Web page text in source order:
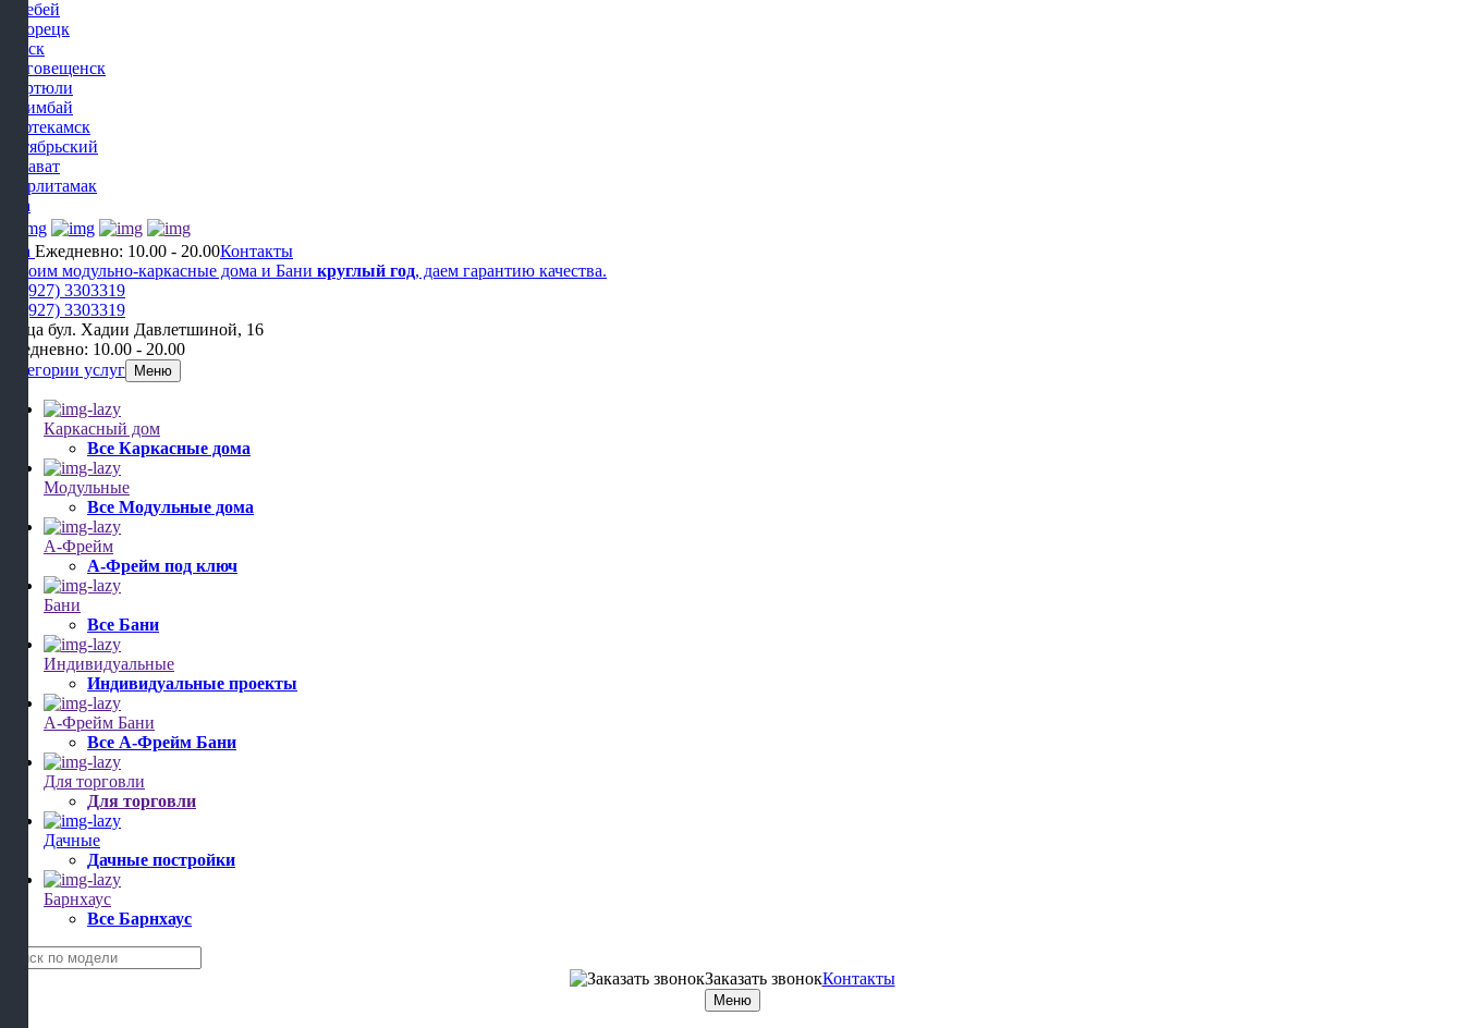
Белебей
Белорецк
Бирск
Благовещенск
Дюртюли
Ишимбай
Нефтекамск
Октябрьский
Салават
Стерлитамак
Уфа
Уфа Ежедневно: 10.00 - 20.00Контакты
Строим модульно-каркасные дома и Бани круглый год, даем гарантию качества.
+7 (927) 3303319
+7 (927) 3303319
улица бул. Хадии Давлетшиной, 16
Ежедневно: 10.00 - 20.00
Категории услуг
Меню
Каркасный дом
Все Каркасные дома
Модульные
Все Модульные дома
А-Фрейм
А-Фрейм под ключ
Бани
Все Бани
Индивидуальные
Индивидуальные проекты
А-Фрейм Бани
Все А-Фрейм Бани
Для торговли
Для торговли
Дачные
Дачные постройки
Барнхаус
Все Барнхаус
Заказать звонокКонтакты
Меню